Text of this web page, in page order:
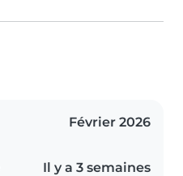
Février 2026
Il y a 3 semaines